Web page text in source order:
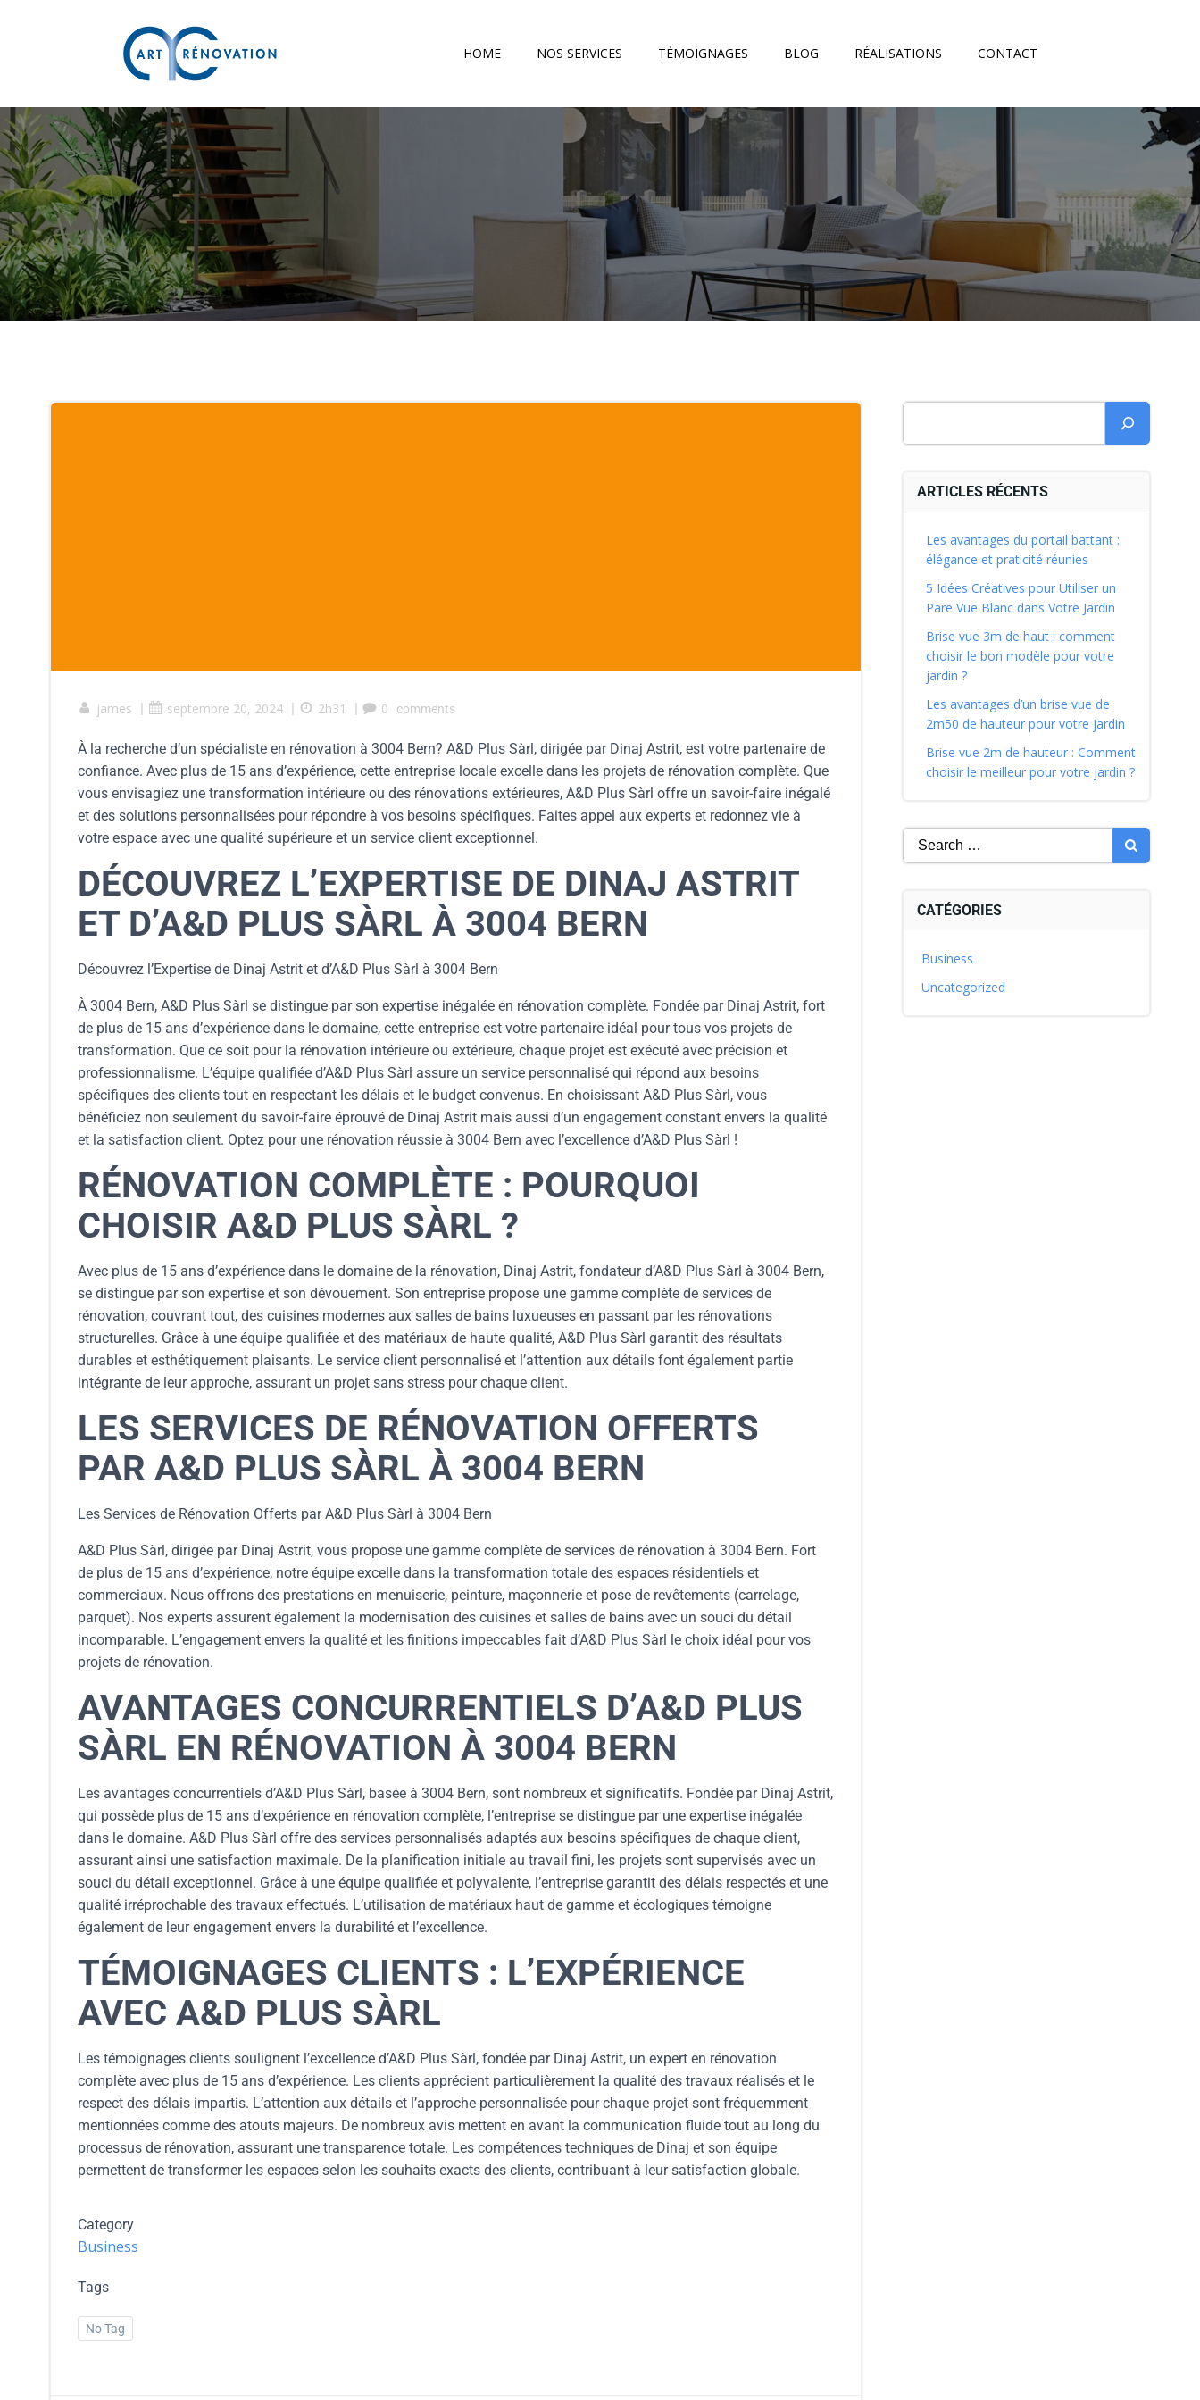
HOME NOS SERVICES TÉMOIGNAGES BLOG RÉALISATIONS CONTACT
james | septembre 20, 2024 | 2h31 | 0 comments
À la recherche d’un spécialiste en rénovation à 3004 Bern? A&D Plus Sàrl, dirigée par Dinaj Astrit, est votre partenaire de
confiance. Avec plus de 15 ans d’expérience, cette entreprise locale excelle dans les projets de rénovation complète. Que
vous envisagiez une transformation intérieure ou des rénovations extérieures, A&D Plus Sàrl offre un savoir-faire inégalé
et des solutions personnalisées pour répondre à vos besoins spécifiques. Faites appel aux experts et redonnez vie à
votre espace avec une qualité supérieure et un service client exceptionnel.
DÉCOUVREZ L’EXPERTISE DE DINAJ ASTRIT
ET D’A&D PLUS SÀRL À 3004 BERN
Découvrez l’Expertise de Dinaj Astrit et d’A&D Plus Sàrl à 3004 Bern
À 3004 Bern, A&D Plus Sàrl se distingue par son expertise inégalée en rénovation complète. Fondée par Dinaj Astrit, fort
de plus de 15 ans d’expérience dans le domaine, cette entreprise est votre partenaire idéal pour tous vos projets de
transformation. Que ce soit pour la rénovation intérieure ou extérieure, chaque projet est exécuté avec précision et
professionnalisme. L’équipe qualifiée d’A&D Plus Sàrl assure un service personnalisé qui répond aux besoins
spécifiques des clients tout en respectant les délais et le budget convenus. En choisissant A&D Plus Sàrl, vous
bénéficiez non seulement du savoir-faire éprouvé de Dinaj Astrit mais aussi d’un engagement constant envers la qualité
et la satisfaction client. Optez pour une rénovation réussie à 3004 Bern avec l’excellence d’A&D Plus Sàrl !
RÉNOVATION COMPLÈTE : POURQUOI
CHOISIR A&D PLUS SÀRL ?
Avec plus de 15 ans d’expérience dans le domaine de la rénovation, Dinaj Astrit, fondateur d’A&D Plus Sàrl à 3004 Bern,
se distingue par son expertise et son dévouement. Son entreprise propose une gamme complète de services de
rénovation, couvrant tout, des cuisines modernes aux salles de bains luxueuses en passant par les rénovations
structurelles. Grâce à une équipe qualifiée et des matériaux de haute qualité, A&D Plus Sàrl garantit des résultats
durables et esthétiquement plaisants. Le service client personnalisé et l’attention aux détails font également partie
intégrante de leur approche, assurant un projet sans stress pour chaque client.
LES SERVICES DE RÉNOVATION OFFERTS
PAR A&D PLUS SÀRL À 3004 BERN
Les Services de Rénovation Offerts par A&D Plus Sàrl à 3004 Bern
A&D Plus Sàrl, dirigée par Dinaj Astrit, vous propose une gamme complète de services de rénovation à 3004 Bern. Fort
de plus de 15 ans d’expérience, notre équipe excelle dans la transformation totale des espaces résidentiels et
commerciaux. Nous offrons des prestations en menuiserie, peinture, maçonnerie et pose de revêtements (carrelage,
parquet). Nos experts assurent également la modernisation des cuisines et salles de bains avec un souci du détail
incomparable. L’engagement envers la qualité et les finitions impeccables fait d’A&D Plus Sàrl le choix idéal pour vos
projets de rénovation.
AVANTAGES CONCURRENTIELS D’A&D PLUS
SÀRL EN RÉNOVATION À 3004 BERN
Les avantages concurrentiels d’A&D Plus Sàrl, basée à 3004 Bern, sont nombreux et significatifs. Fondée par Dinaj Astrit,
qui possède plus de 15 ans d’expérience en rénovation complète, l’entreprise se distingue par une expertise inégalée
dans le domaine. A&D Plus Sàrl offre des services personnalisés adaptés aux besoins spécifiques de chaque client,
assurant ainsi une satisfaction maximale. De la planification initiale au travail fini, les projets sont supervisés avec un
souci du détail exceptionnel. Grâce à une équipe qualifiée et polyvalente, l’entreprise garantit des délais respectés et une
qualité irréprochable des travaux effectués. L’utilisation de matériaux haut de gamme et écologiques témoigne
également de leur engagement envers la durabilité et l’excellence.
TÉMOIGNAGES CLIENTS : L’EXPÉRIENCE
AVEC A&D PLUS SÀRL
Les témoignages clients soulignent l’excellence d’A&D Plus Sàrl, fondée par Dinaj Astrit, un expert en rénovation
complète avec plus de 15 ans d’expérience. Les clients apprécient particulièrement la qualité des travaux réalisés et le
respect des délais impartis. L’attention aux détails et l’approche personnalisée pour chaque projet sont fréquemment
mentionnées comme des atouts majeurs. De nombreux avis mettent en avant la communication fluide tout au long du
processus de rénovation, assurant une transparence totale. Les compétences techniques de Dinaj et son équipe
permettent de transformer les espaces selon les souhaits exacts des clients, contribuant à leur satisfaction globale.
Category
Business
Tags
No Tag
ARTICLES RÉCENTS
Les avantages du portail battant :
élégance et praticité réunies
5 Idées Créatives pour Utiliser un
Pare Vue Blanc dans Votre Jardin
Brise vue 3m de haut : comment
choisir le bon modèle pour votre
jardin ?
Les avantages d’un brise vue de
2m50 de hauteur pour votre jardin
Brise vue 2m de hauteur : Comment
choisir le meilleur pour votre jardin ?
CATÉGORIES
Business
Uncategorized